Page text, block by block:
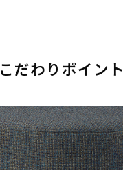
こだわりポイント